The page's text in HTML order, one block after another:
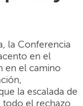
la Conferencia
en el
en el camino
la escalada de
todo el rechazo